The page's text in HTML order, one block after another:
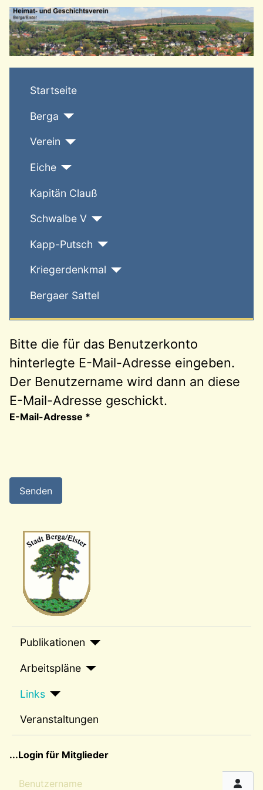
Startseite
Berga
Verein
Eiche
Kapitän Clauß
Schwalbe V
Kapp-Putsch
Kriegerdenkmal
Bergaer Sattel
Publikationen
Arbeitspläne
Links
Veranstaltungen
...Login für Mitglieder
Benutzername
Bitte die für das Benutzerkonto
hinterlegte E-Mail-Adresse eingeben.
Der Benutzername wird dann an diese
E-Mail-Adresse geschickt.
E-Mail-Adresse *
Senden